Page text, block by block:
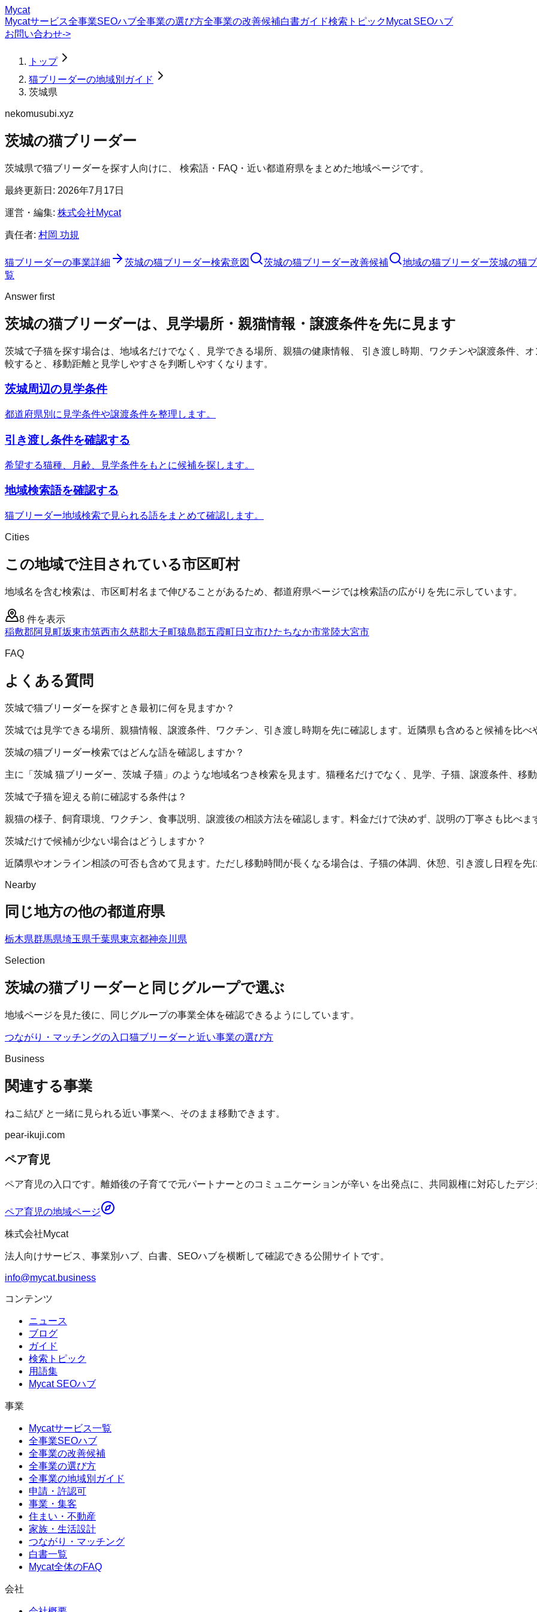
Mycat
Mycatサービス全事業SEOハブ全事業の選び方全事業の改善候補白書ガイド検索トピック Mycat SEOハブ
お問い合わせ->
トップ
猫ブリーダーの地域別ガイド
茨城県
nekomusubi.xyz
茨城の猫ブリーダー
茨城県で猫ブリーダーを探す人向けに、 検索語・FAQ・近い都道府県をまとめた地域ページです。
最終更新日: 2026年7月17日
運営・編集: 株式会社Mycat
責任者: 村岡 功規
猫ブリーダーの事業詳細 茨城の猫ブリーダー検索意図 茨城の猫ブリーダー改善候補 地域の猫ブリーダー茨城の猫
覧
Answer first
茨城の猫ブリーダーは、見学場所・親猫情報・譲渡条件を先に見ます
茨城で子猫を探す場合は、地域名だけでなく、見学できる場所、親猫の健康情報、 引き渡し時期、ワクチンや譲渡条件、
較すると、移動距離と見学しやすさを判断しやすくなります。
茨城周辺の見学条件
都道府県別に見学条件や譲渡条件を整理します。
引き渡し条件を確認する
希望する猫種、月齢、見学条件をもとに候補を探します。
地域検索語を確認する
猫ブリーダー地域検索で見られる語をまとめて確認します。
Cities
この地域で注目されている市区町村
地域名を含む検索は、市区町村名まで伸びることがあるため、都道府県ページでは検索語の広がりを先に示しています。
8 件を表示
稲敷郡阿見町坂東市筑西市久慈郡大子町猿島郡五霞町日立市ひたちなか市常陸大宮市
FAQ
よくある質問
茨城で猫ブリーダーを探すとき最初に何を見ますか？
茨城では見学できる場所、親猫情報、譲渡条件、ワクチン、引き渡し時期を先に確認します。近隣県も含めると候補を比べ
茨城の猫ブリーダー検索ではどんな語を確認しますか？
主に「茨城 猫ブリーダー、茨城 子猫」のような地域名つき検索を見ます。猫種名だけでなく、見学、子猫、譲渡条件、移
茨城で子猫を迎える前に確認する条件は？
親猫の様子、飼育環境、ワクチン、食事説明、譲渡後の相談方法を確認します。料金だけで決めず、説明の丁寧さも比べま
茨城だけで候補が少ない場合はどうしますか？
近隣県やオンライン相談の可否も含めて見ます。ただし移動時間が長くなる場合は、子猫の体調、休憩、引き渡し日程を先
Nearby
同じ地方の他の都道府県
栃木県群馬県埼玉県千葉県東京都神奈川県
Selection
茨城の猫ブリーダーと同じグループで選ぶ
地域ページを見た後に、同じグループの事業全体を確認できるようにしています。
つながり・マッチングの入口猫ブリーダーと近い事業の選び方
Business
関連する事業
ねこ結びと一緒に見られる近い事業へ、そのまま移動できます。
pear-ikuji.com
ペア育児
ペア育児の入口です。離婚後の子育てで元パートナーとのコミュニケーションが辛い を出発点に、共同親権に対応したデ
ペア育児の地域ページ
株式会社Mycat
法人向けサービス、事業別ハブ、白書、SEOハブを横断して確認できる公開サイトです。
info@mycat.business
コンテンツ
ニュース
ブログ
ガイド
検索トピック
用語集
Mycat SEOハブ
事業
Mycatサービス一覧
全事業SEOハブ
全事業の改善候補
全事業の選び方
全事業の地域別ガイド
申請・許認可
事業・集客
住まい・不動産
家族・生活設計
つながり・マッチング
白書一覧
Mycat全体のFAQ
会社